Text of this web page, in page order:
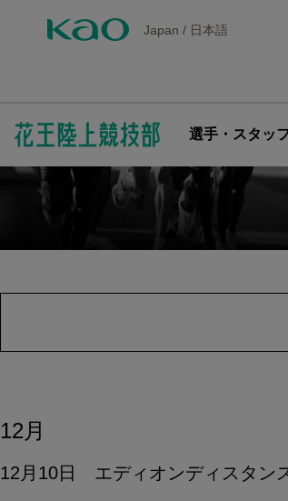
Japan / 日本語
選手・スタッ
12月
12月10日 エディオンディスタ